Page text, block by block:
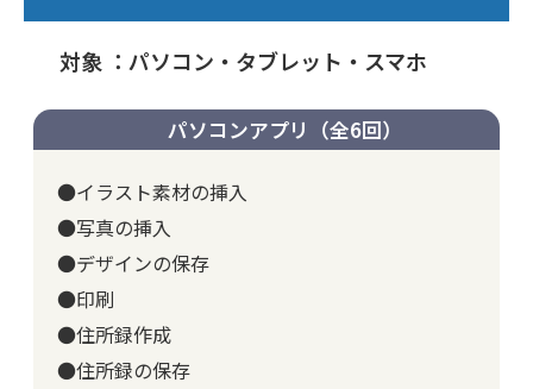
対象 ：パソコン・タブレット・スマホ
パソコンアプリ（全6回）
●イラスト素材の挿入
●写真の挿入
●デザインの保存
●印刷
●住所録作成
●住所録の保存